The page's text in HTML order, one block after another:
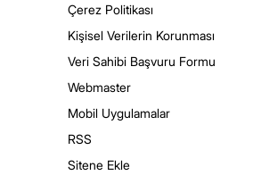
Çerez Politikası
Kişisel Verilerin Korunması
Veri Sahibi Başvuru Formu
Webmaster
Mobil Uygulamalar
RSS
Sitene Ekle